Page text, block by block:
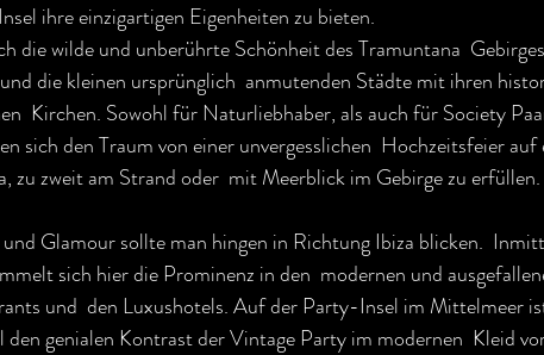
ihre einzigartigen Eigenheiten zu bieten.
die wilde und unberührte Schönheit des Tramuntana
die kleinen ursprünglich  anmutenden Städte mit ihren
Kirchen. Sowohl für Naturliebhaber, als auch für Society
sich den Traum von einer unvergesslichen  Hochzeitsfeier auf
zu zweit am Strand oder  mit Meerblick im Gebirge zu erfüllen.
Glamour sollte man hingen in Richtung Ibiza blicken.
sich hier die Prominenz in den  modernen und
und  den Luxushotels. Auf der Party-Insel im Mittelmeer
den genialen Kontrast der Vintage Party im modernen  Kleid